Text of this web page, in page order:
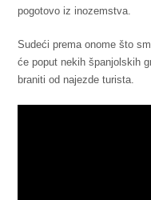
pogotovo iz inozemstva.
Sudeći prema onome što
će poput nekih španjolskih
braniti od najezde turista.